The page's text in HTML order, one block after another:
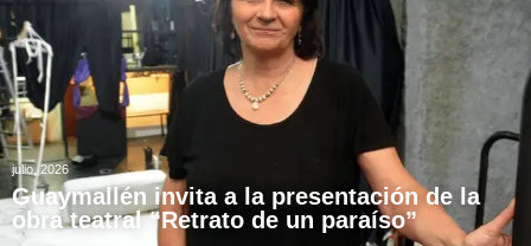
julio, 2026
Guaymallén invita a la presentación de la
obra teatral “Retrato de un paraíso”